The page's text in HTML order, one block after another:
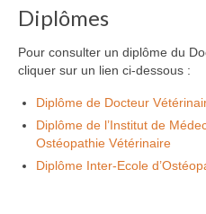
Diplômes
Pour consulter un diplôme du
cliquer sur un lien ci-dessous :
Diplôme de Docteur
Diplôme de l’Institut de
Ostéopathie Vétérinaire
Diplôme Inter-Ecole